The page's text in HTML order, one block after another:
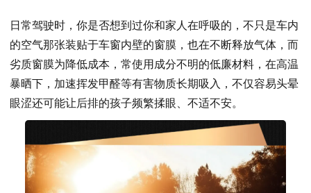
日常驾驶时，你是否想到过你和家人在呼吸的，不只是车内
的空气那张装贴于车窗内壁的窗膜，也在不断释放气体，而
劣质窗膜为降低成本，常使用成分不明的低廉材料，在高温
暴晒下，加速挥发甲醛等有害物质长期吸入，不仅容易头晕
眼涩还可能让后排的孩子频繁揉眼、不适不安。